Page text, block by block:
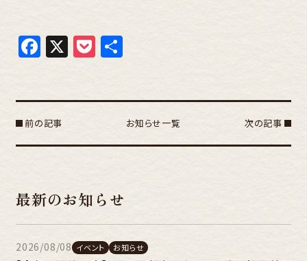
Facebook
X Pocket
共
前の記事 お知らせ一覧 次の記事
最新のお知らせ
2026/08/08 イベント お知らせ